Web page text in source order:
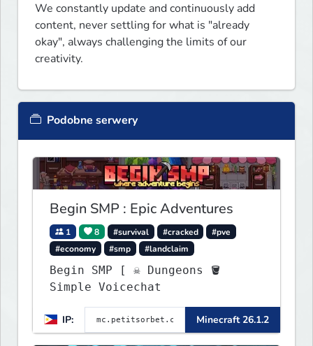
We constantly update and continuously add
content, never settling for what is "already
okay", always challenging the limits of our
creativity.
Podobne serwery
Begin SMP : Epic Adventures
1 8 #survival #cracked
#pve
#economy
#smp #landclaim
Begin SMP [ ☠ Dungeons 🪣
Simple Voicechat
IP: Minecraft 26.1.2